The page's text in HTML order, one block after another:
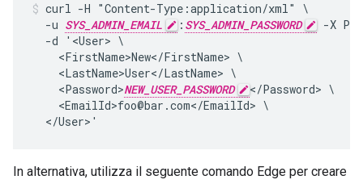
curl -H "Content-Type:application/xml" \
  -u
SYS_ADMIN_EMAIL : SYS_ADMIN_PASSWORD
-X
  -d '<User> \
    <FirstName>New</FirstName> \
    <LastName>User</LastName> \
    <Password>
NEW_USER_PASSWORD
</Password> \
    <EmailId>foo@bar.com</EmailId> \
  </User>'
In alternativa, utilizza il seguente comando Edge per creare